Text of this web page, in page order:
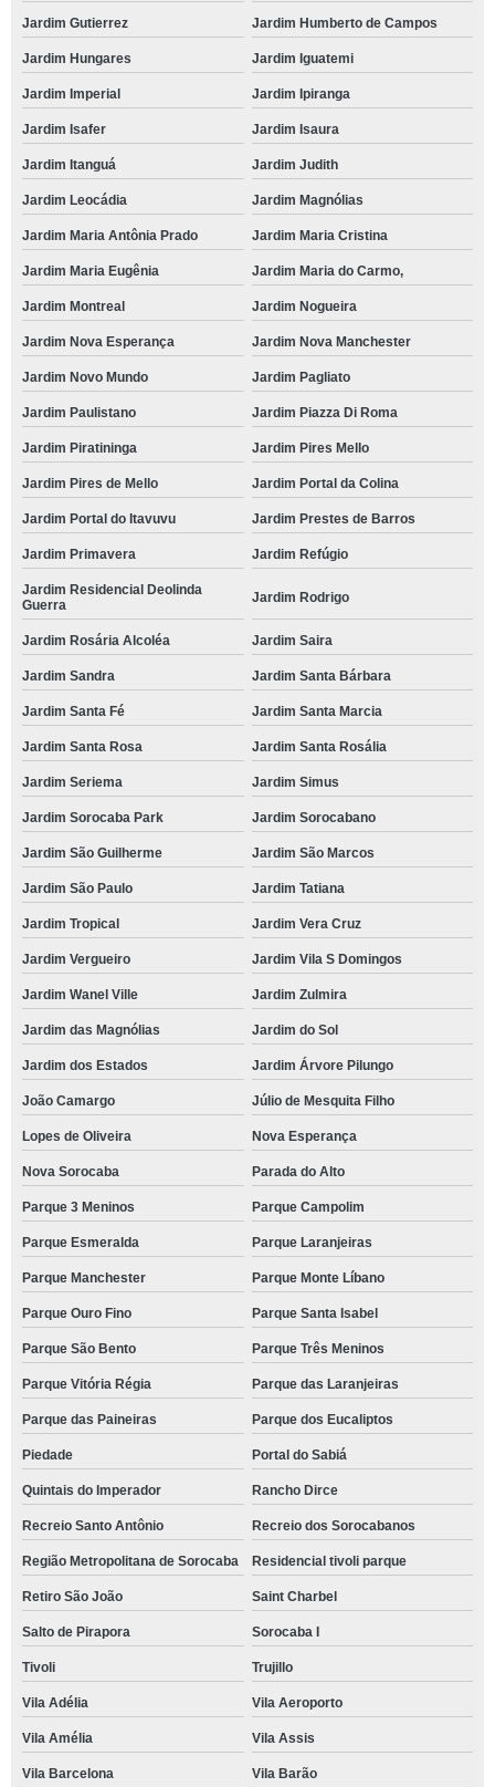
Jardim Gutierrez Jardim Humberto de Campos
Jardim Hungares Jardim Iguatemi
Jardim Imperial Jardim Ipiranga
Jardim Isafer Jardim Isaura
Jardim Itanguá Jardim Judith
Jardim Leocádia Jardim Magnólias
Jardim Maria Antônia Prado Jardim Maria Cristina
Jardim Maria Eugênia Jardim Maria do Carmo,
Jardim Montreal Jardim Nogueira
Jardim Nova Esperança Jardim Nova Manchester
Jardim Novo Mundo Jardim Pagliato
Jardim Paulistano Jardim Piazza Di Roma
Jardim Piratininga Jardim Pires Mello
Jardim Pires de Mello Jardim Portal da Colina
Jardim Portal do Itavuvu Jardim Prestes de Barros
Jardim Primavera Jardim Refúgio
Jardim Residencial Deolinda
Guerra
Jardim Rodrigo
Jardim Rosária Alcoléa Jardim Saira
Jardim Sandra Jardim Santa Bárbara
Jardim Santa Fé Jardim Santa Marcia
Jardim Santa Rosa Jardim Santa Rosália
Jardim Seriema Jardim Simus
Jardim Sorocaba Park Jardim Sorocabano
Jardim São Guilherme Jardim São Marcos
Jardim São Paulo Jardim Tatiana
Jardim Tropical Jardim Vera Cruz
Jardim Vergueiro Jardim Vila S Domingos
Jardim Wanel Ville Jardim Zulmira
Jardim das Magnólias Jardim do Sol
Jardim dos Estados Jardim Árvore Pilungo
João Camargo Júlio de Mesquita Filho
Lopes de Oliveira Nova Esperança
Nova Sorocaba Parada do Alto
Parque 3 Meninos Parque Campolim
Parque Esmeralda Parque Laranjeiras
Parque Manchester Parque Monte Líbano
Parque Ouro Fino Parque Santa Isabel
Parque São Bento Parque Três Meninos
Parque Vitória Régia Parque das Laranjeiras
Parque das Paineiras Parque dos Eucaliptos
Piedade Portal do Sabiá
Quintais do Imperador Rancho Dirce
Recreio Santo Antônio Recreio dos Sorocabanos
Região Metropolitana de Sorocaba Residencial tivoli parque
Retiro São João Saint Charbel
Salto de Pirapora Sorocaba I
Tivoli Trujillo
Vila Adélia Vila Aeroporto
Vila Amélia Vila Assis
Vila Barcelona Vila Barão